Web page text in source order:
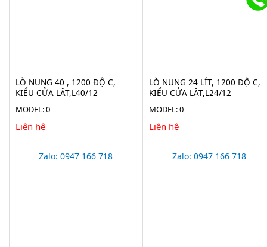
LÒ NUNG 40 , 1200 ĐỘ C,
KIỂU CỬA LẬT,L40/12
MODEL: 0
Liên hệ
LÒ NUNG 24 LÍT, 1200 ĐỘ C,
KIỂU CỬA LẬT,L24/12
MODEL: 0
Liên hệ
Zalo: 0947 166 718 Zalo: 0947 166 718